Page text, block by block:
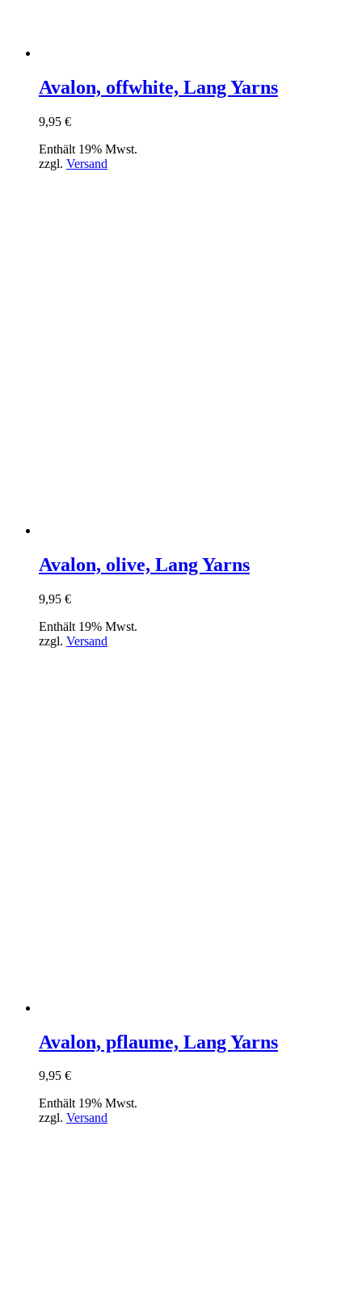
Avalon, offwhite, Lang Yarns
9,95 €
Enthält 19% Mwst.
zzgl. Versand
Avalon, olive, Lang Yarns
9,95 €
Enthält 19% Mwst.
zzgl. Versand
Avalon, pflaume, Lang Yarns
9,95 €
Enthält 19% Mwst.
zzgl. Versand